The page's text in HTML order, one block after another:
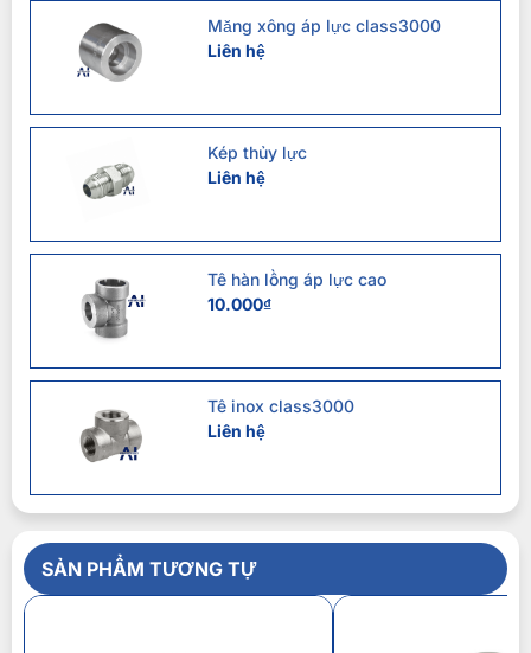
Măng xông áp lực class3000
Liên hệ
Kép thủy lực
Liên hệ
Tê hàn lồng áp lực cao
10.000₫
Tê inox class3000
Liên hệ
SẢN PHẨM TƯƠNG TỰ